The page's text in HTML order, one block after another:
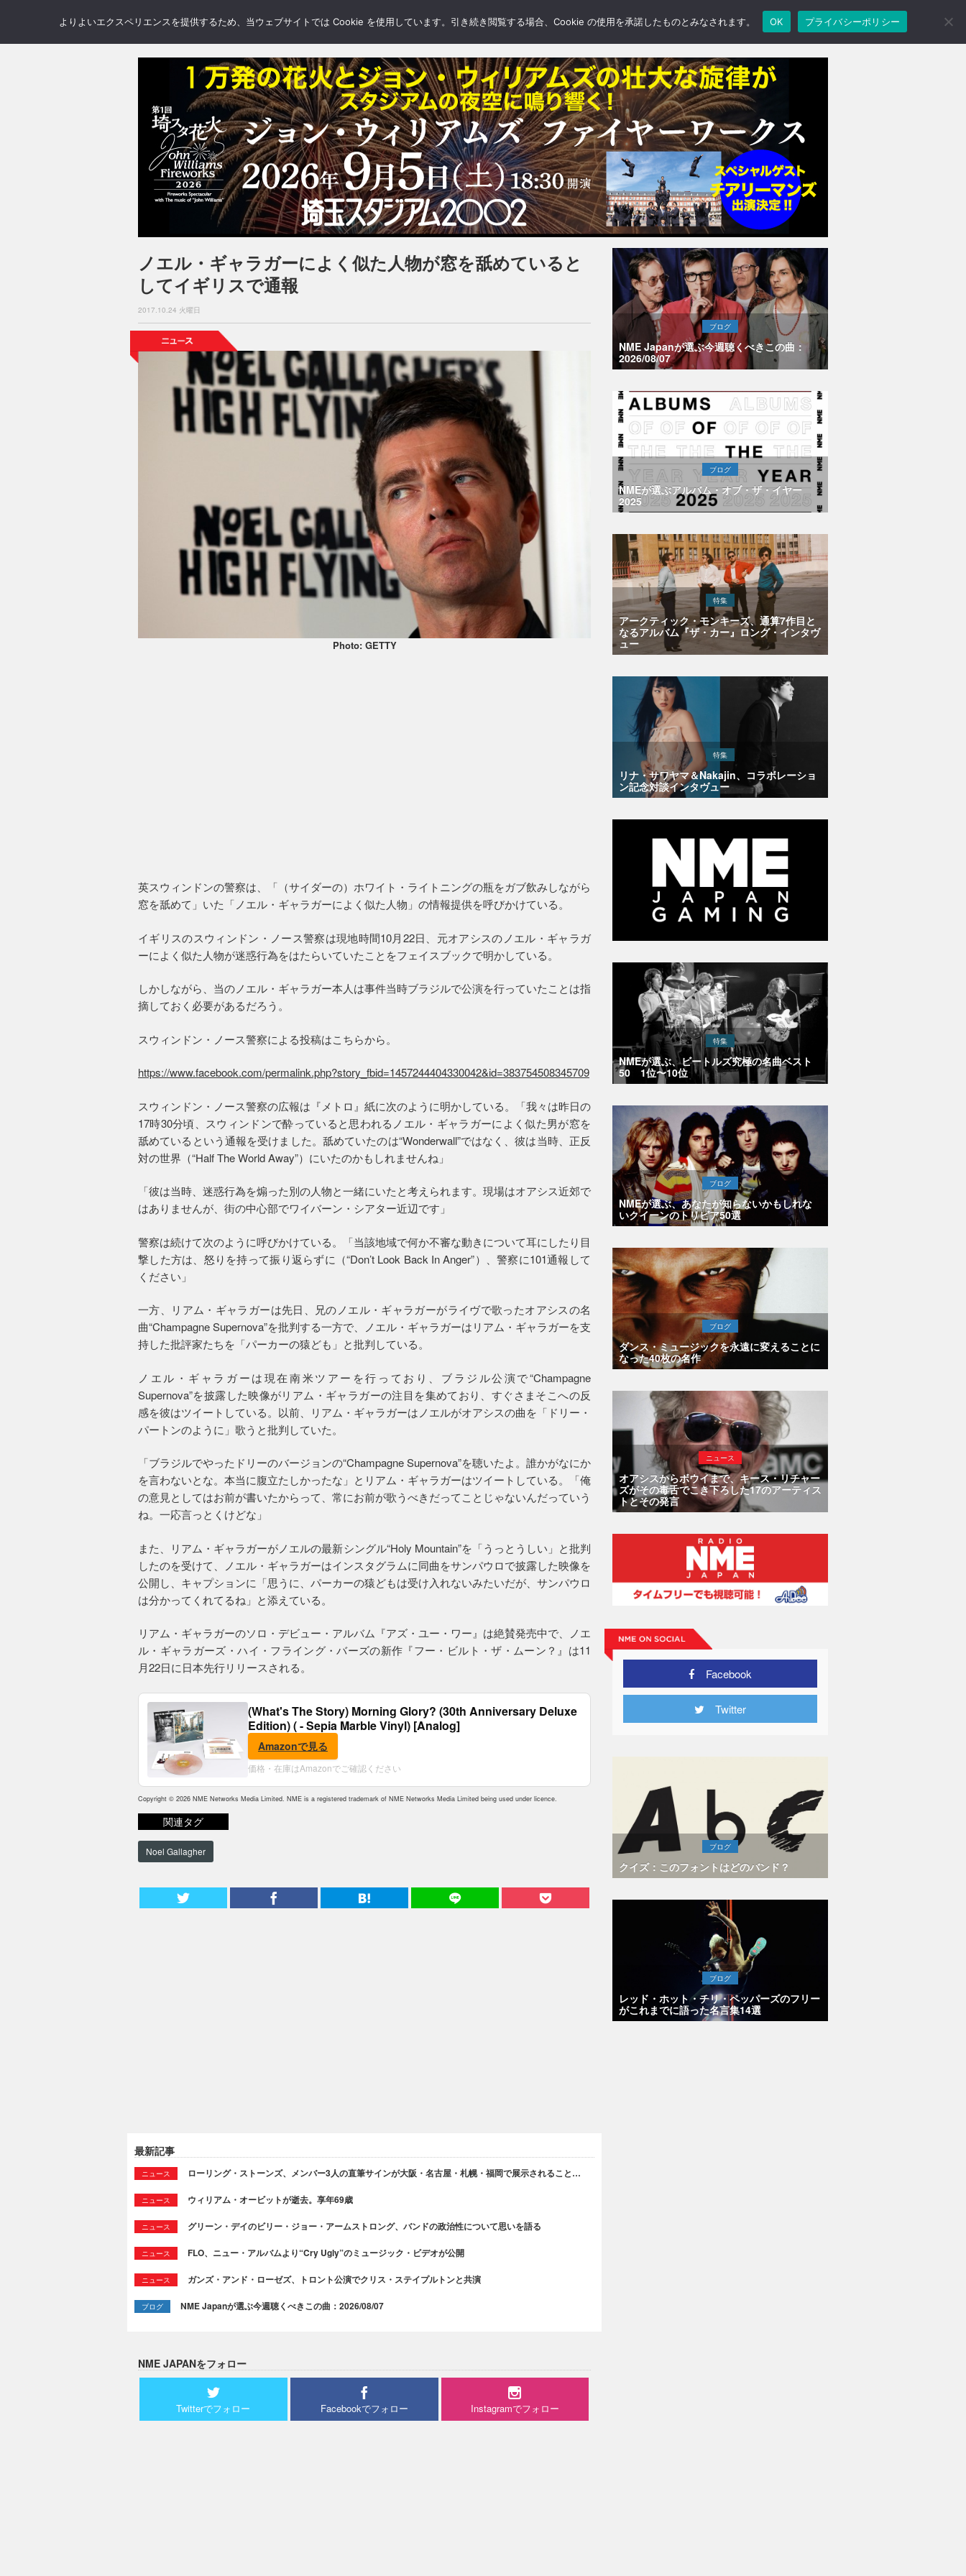
NEWS REVIEWS GALLERY BLOGS FEATURE
ノエル・ギャラガーによく似た人物が窓を舐めていると
してイギリスで通報
2017.10.24 火曜日
Photo: GETTY
英スウィンドンの警察は、「（サイダーの）ホワイト・ライトニングの瓶をガブ飲みしながら
窓を舐めて」いた「ノエル・ギャラガーによく似た人物」の情報提供を呼びかけている。
イギリスのスウィンドン・ノース警察は現地時間10月22日、元オアシスのノエル・ギャラガ
ーによく似た人物が迷惑行為をはたらいていたことをフェイスブックで明かしている。
しかしながら、当のノエル・ギャラガー本人は事件当時ブラジルで公演を行っていたことは指
摘しておく必要があるだろう。
スウィンドン・ノース警察による投稿はこちらから。
https://www.facebook.com/permalink.php?story_fbid=1457244404330042&id=383754508345709
スウィンドン・ノース警察の広報は『メトロ』紙に次のように明かしている。「我々は昨日の
17時30分頃、スウィンドンで酔っていると思われるノエル・ギャラガーによく似た男が窓を
舐めているという通報を受けました。舐めていたのは“Wonderwall”ではなく、彼は当時、正反
対の世界（“Half The World Away”）にいたのかもしれませんね」
「彼は当時、迷惑行為を煽った別の人物と一緒にいたと考えられます。現場はオアシス近郊で
はありませんが、街の中心部でワイバーン・シアター近辺です」
警察は続けて次のように呼びかけている。「当該地域で何か不審な動きについて耳にしたり目
撃した方は、怒りを持って振り返らずに（“Don’t Look Back In Anger”）、警察に101通報して
ください」
一方、リアム・ギャラガーは先日、兄のノエル・ギャラガーがライヴで歌ったオアシスの名
曲“Champagne Supernova”を批判する一方で、ノエル・ギャラガーはリアム・ギャラガーを支
持した批評家たちを「パーカーの猿ども」と批判している。
ノエル・ギャラガーは現在南米ツアーを行っており、ブラジル公演で“Champagne
Supernova”を披露した映像がリアム・ギャラガーの注目を集めており、すぐさまそこへの反
感を彼はツイートしている。以前、リアム・ギャラガーはノエルがオアシスの曲を「ドリー・
パートンのように」歌うと批判していた。
「ブラジルでやったドリーのバージョンの“Champagne Supernova”を聴いたよ。誰かがなにか
を言わないとな。本当に腹立たしかったな」とリアム・ギャラガーはツイートしている。「俺
の意見としてはお前が書いたからって、常にお前が歌うべきだってことじゃないんだっていう
ね。一応言っとくけどな」
また、リアム・ギャラガーがノエルの最新シングル“Holy Mountain”を「うっとうしい」と批判
したのを受けて、ノエル・ギャラガーはインスタグラムに同曲をサンパウロで披露した映像を
公開し、キャプションに「思うに、パーカーの猿どもは受け入れないみたいだが、サンパウロ
は分かってくれてるね」と添えている。
リアム・ギャラガーのソロ・デビュー・アルバム『アズ・ユー・ワー』は絶賛発売中で、ノエ
ル・ギャラガーズ・ハイ・フライング・バーズの新作『フー・ビルト・ザ・ムーン？』は11
月22日に日本先行リリースされる。
(What's The Story) Morning Glory? (30th Anniversary Deluxe
Edition) ( - Sepia Marble Vinyl) [Analog]
Amazonで見る
価格・在庫はAmazonでご確認ください
Copyright © 2026 NME Networks Media Limited. NME is a registered trademark of NME Networks Media Limited being used under licence.
関連タグ
Noel Gallagher
最新記事
ニュース ローリング・ストーンズ、メンバー3人の直筆サインが大阪・名古屋・札幌・福岡で展示されること…
ニュース ウィリアム・オービットが逝去。享年69歳
ニュース グリーン・デイのビリー・ジョー・アームストロング、バンドの政治性について思いを語る
ニュース FLO、ニュー・アルバムより“Cry Ugly”のミュージック・ビデオが公開
ニュース ガンズ・アンド・ローゼズ、トロント公演でクリス・ステイプルトンと共演
ブログ NME Japanが選ぶ今週聴くべきこの曲：2026/08/07
NME JAPANをフォロー
Twitterでフォロー Facebookでフォロー Instagramでフォロー
ブログ
NME Japanが選ぶ今週聴くべきこの曲：
2026/08/07
ブログ
NMEが選ぶアルバム・オブ・ザ・イヤー
2025
特集
アークティック・モンキーズ、通算7作目と
なるアルバム『ザ・カー』ロング・インタヴ
ュー
特集
リナ・サワヤマ＆Nakajin、コラボレーショ
ン記念対談インタヴュー
特集
NMEが選ぶ、ビートルズ究極の名曲ベスト
50 1位〜10位
ブログ
NMEが選ぶ、あなたが知らないかもしれな
いクイーンのトリビア50選
ブログ
ダンス・ミュージックを永遠に変えることに
なった40枚の名作
ニュース
オアシスからボウイまで、キース・リチャー
ズがその毒舌でこき下ろした17のアーティス
トとその発言
Facebook
Twitter
ブログ
クイズ：このフォントはどのバンド？
ブログ
レッド・ホット・チリ・ペッパーズのフリー
がこれまでに語った名言集14選
よりよいエクスペリエンスを提供するため、当ウェブサイトでは Cookie を使用しています。引き続き閲覧する場合、Cookie の使用を承諾したものとみなされます。 OK プライバシーポリシー